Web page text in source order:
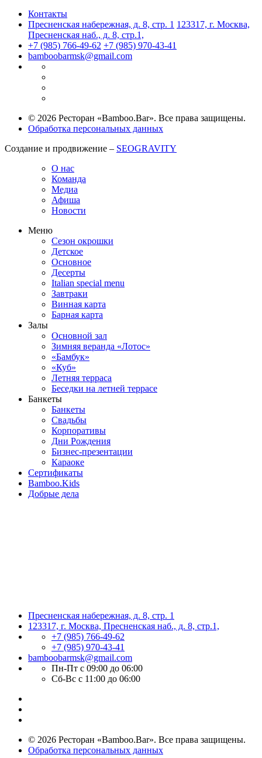
Контакты
Пресненская набережная, д. 8, стр. 1 123317, г. Москва,
Пресненская наб., д. 8, стр.1,
+7 (985) 766-49-62 +7 (985) 970-43-41
bamboobarmsk@gmail.com
© 2026 Ресторан «Bamboo.Bar». Все права защищены.
Обработка персональных данных
Создание и продвижение – SEOGRAVITY
О нас
Команда
Медиа
Афиша
Новости
Меню
Сезон окрошки
Детское
Основное
Десерты
Italian special menu
Завтраки
Винная карта
Барная карта
Залы
Основной зал
Зимняя веранда «Лотос»
«Бамбук»
«Куб»
Летняя терраса
Беседки на летней террасе
Банкеты
Банкеты
Свадьбы
Корпоративы
Дни Рождения
Бизнес-презентации
Караоке
Сертификаты
Bamboo.Kids
Добрые дела
Пресненская набережная, д. 8, стр. 1
123317, г. Москва, Пресненская наб., д. 8, стр.1,
+7 (985) 766-49-62
+7 (985) 970-43-41
bamboobarmsk@gmail.com
Пн-Пт с 09:00 до 06:00
Сб-Вс с 11:00 до 06:00
© 2026 Ресторан «Bamboo.Bar». Все права защищены.
Обработка персональных данных